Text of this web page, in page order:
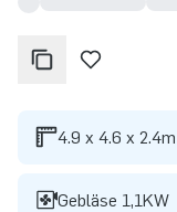
4.9 x 4.6 x 2.4m
Gebläse 1,1KW